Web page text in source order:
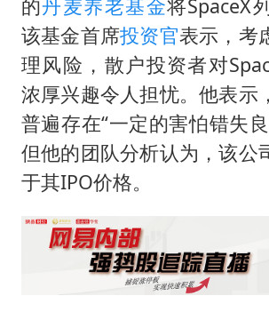
向鹏0-3不敌
今日立秋你
的丹麦养老基金将SpaceX
该基金首席投资官表示，考
理风险，散户投资者对
浓厚兴趣令人担忧。他表示
普遍存在“一定的害怕错失良
但他的团队分析认为，该公
于其IPO价格。